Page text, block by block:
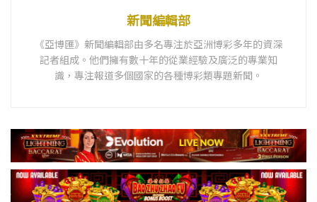
新聞編輯部
《亞博匯》新聞編輯部由多名專注於亞洲博彩多年的資深
記者組成。他們擁有數十年的從業經驗及廣泛的專業知
識，專注報道多個國家的各種博彩類專題新聞。